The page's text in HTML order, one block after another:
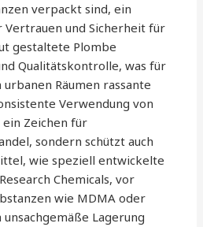
verpackt sind, ein
und Sicherheit für
gestaltete Plombe
Qualitätskontrolle, was für
Räumen rassante
Verwendung von
Zeichen für
sondern schützt auch
wie speziell entwickelte
Chemicals, vor
wie MDMA oder
Lagerung